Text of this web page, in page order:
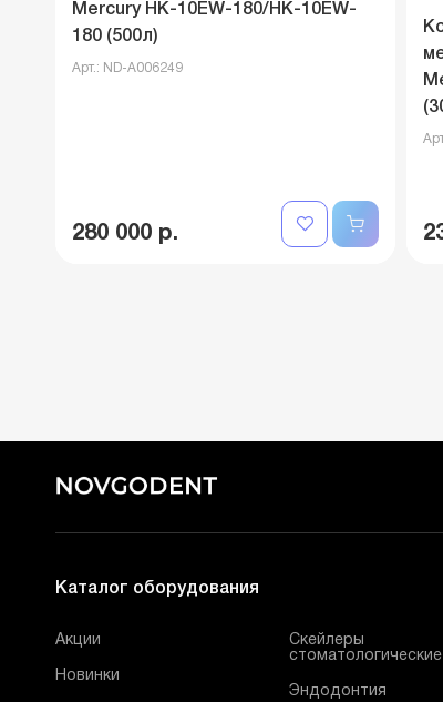
Mercury HK-10EW-180/HK-10EW-
180 (500л)
Арт.: ND-A006249
280 000 р.
Каталог оборудования
Акции
Новинки
Скейлеры
стоматологические
Эндодонтия